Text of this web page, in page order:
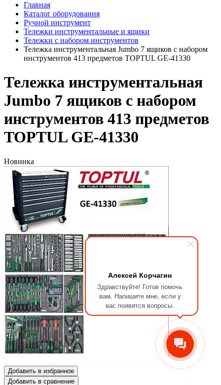
Алексей Корчагин
Здравствуйте! Готов помочь
вам. Напишите мне, если у
вас появятся вопросы.
Главная
Каталог оборудования
Ручной инструмент
Тележки инструментальные и ящики
Тележки с набором инструментов
Тележка инструментальная Jumbo 7 ящиков с набором
инструментов 413 предметов TOPTUL GE-41330
Тележка инструментальная
Jumbo 7 ящиков с набором
инструментов 413 предметов
TOPTUL GE-41330
Новинка
Добавить в избранное
Добавить в сравнение